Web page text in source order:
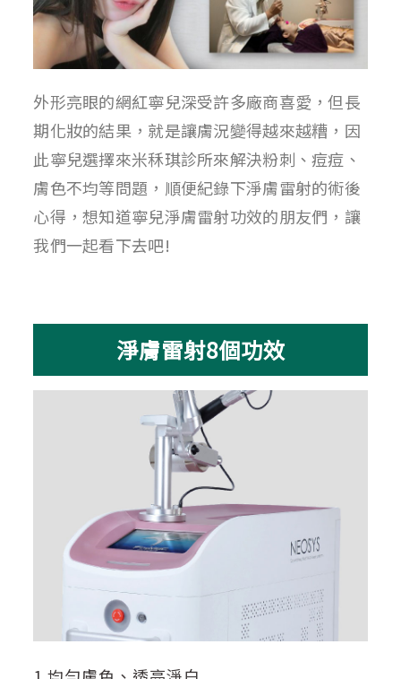
外形亮眼的網紅寧兒深受許多廠商喜愛，但長
期化妝的結果，就是讓膚況變得越來越糟，因
此寧兒選擇來米秝琪診所來解決粉刺、痘痘、
膚色不均等問題，順便紀錄下淨膚雷射的術後
心得，想知道寧兒淨膚雷射功效的朋友們，讓
我們一起看下去吧!
淨膚雷射8個功效